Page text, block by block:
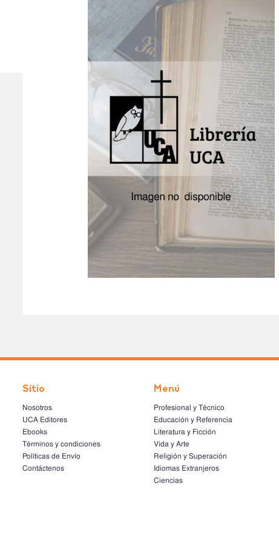
Sitio
Nosotros
UCA Editores
Ebooks
Términos y condiciones
Políticas de Envío
Contáctenos
Menú
Profesional y Técnico
Educación y Referencia
Literatura y Ficción
Vida y Arte
Religión y Superación
Idiomas Extranjeros
Ciencias